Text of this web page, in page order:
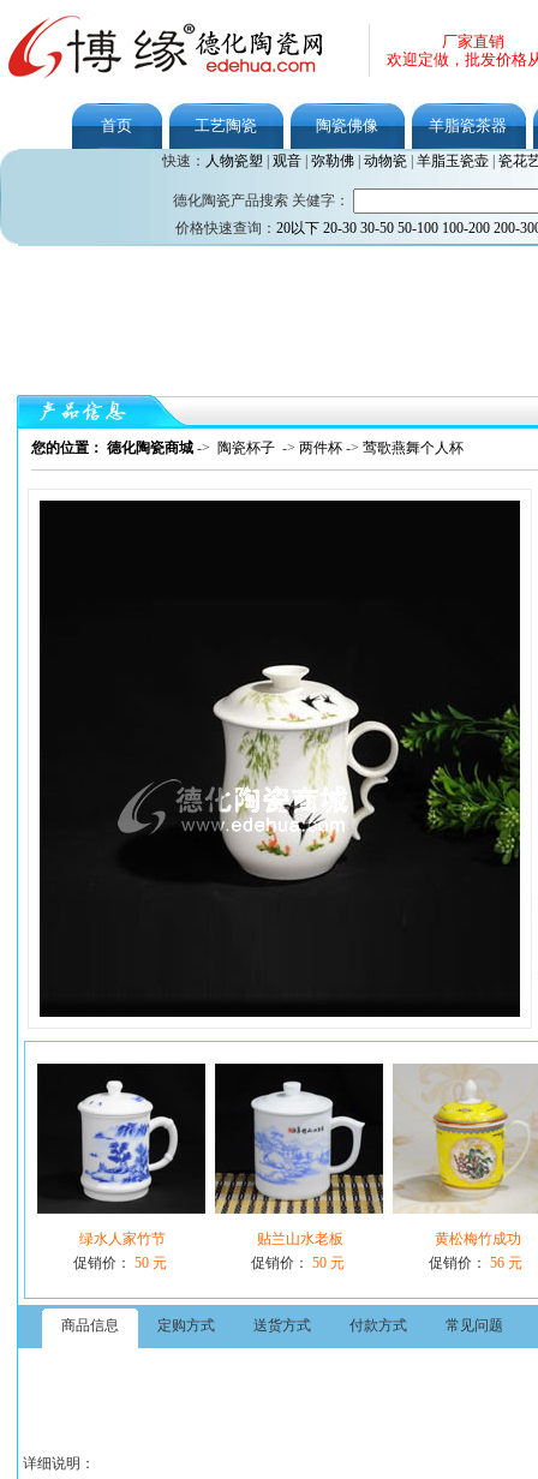
厂家直销
欢迎定做，批发价格
首页 工艺陶瓷 陶瓷佛像 羊脂瓷茶器
快速： 人物瓷塑 观音| 弥勒佛| 动物瓷| 羊脂玉瓷壶| 瓷花
德化陶瓷产品搜索 关健字：
价格快速查询： 20以下 20-30 30-50 50-100 100-200 200-
您的位置： 德化陶瓷商城 -> 陶瓷杯子 -> 两件杯 -> 莺歌燕舞个人杯
绿水人家竹节
促销价： 50 元
贴兰山水老板
促销价： 50 元
黄松梅竹成功
促销价： 56 元
商品信息 定购方式 送货方式 付款方式 常见问题
详细说明：